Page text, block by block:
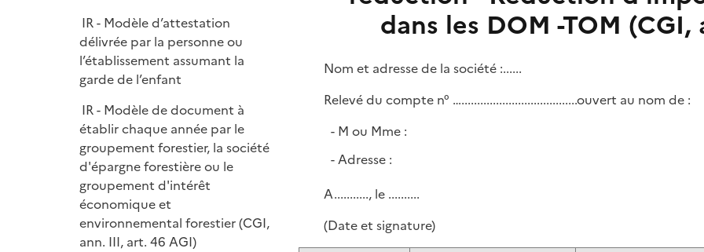
e
r
l
i
e
r
p
l
i
e
r
IR - Modèle d’attestation
délivrée par la personne ou
l’établissement assumant la
garde de l’enfant
IR - Modèle de document à
établir chaque année par le
groupement forestier, la société
d'épargne forestière ou le
groupement d'intérêt
économique et
environnemental forestier (CGI,
ann. III, art. 46 AGI)
dans les DOM -TOM
Nom et adresse de la société :......
Relevé du compte n° ….....................................ouvert au nom de :
M ou Mme :
Adresse :
A..........., le ..........
(Date et signature)